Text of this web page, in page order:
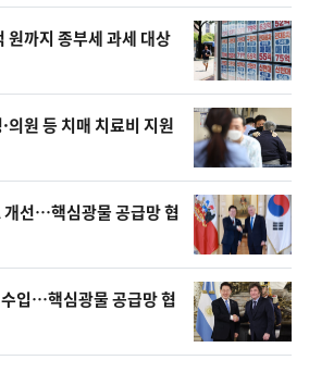
까지 종부세 과세 대상
의원 등 치매 치료비 지원
선…핵심광물 공급망 협
입…핵심광물 공급망 협